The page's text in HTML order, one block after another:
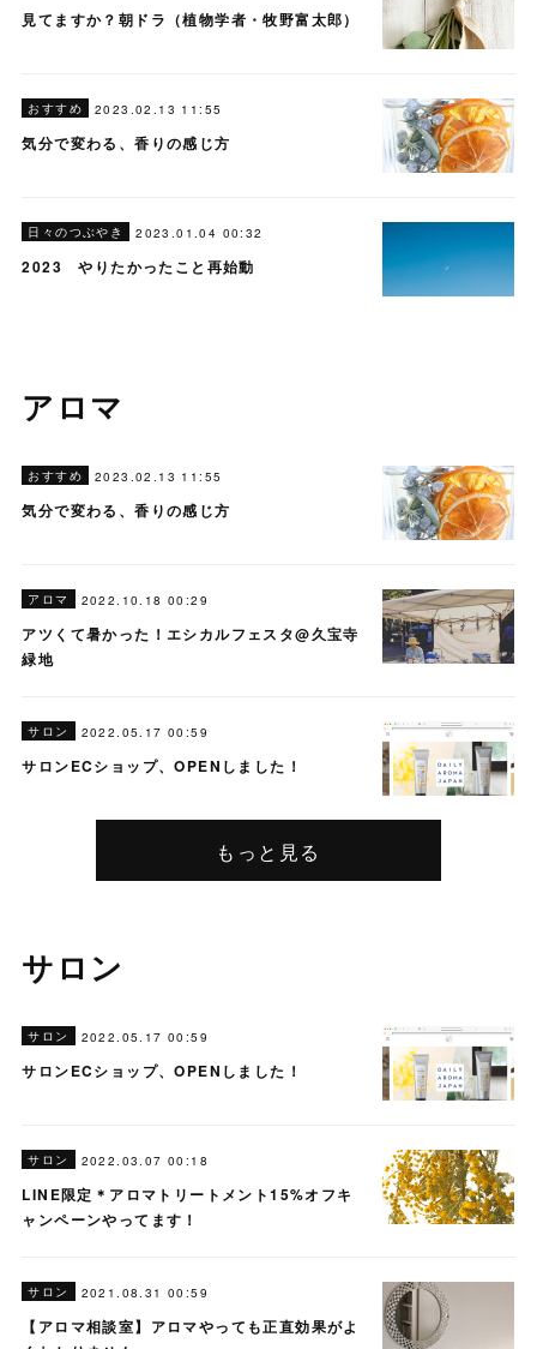
見てますか？朝ドラ（植物学者・牧野富太郎）
おすすめ 2023.02.13 11:55
気分で変わる、香りの感じ方
日々のつぶやき 2023.01.04 00:32
2023 やりたかったこと再始動
アロマ
おすすめ 2023.02.13 11:55
気分で変わる、香りの感じ方
アロマ 2022.10.18 00:29
アツくて暑かった！エシカルフェスタ@久宝寺
緑地
サロン 2022.05.17 00:59
サロンECショップ、OPENしました！
もっと見る
サロン
サロン 2022.05.17 00:59
サロンECショップ、OPENしました！
サロン 2022.03.07 00:18
LINE限定＊アロマトリートメント15%オフキ
ャンペーンやってます！
サロン 2021.08.31 00:59
【アロマ相談室】アロマやっても正直効果がよ